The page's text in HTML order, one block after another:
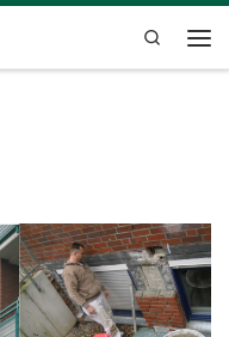
Search